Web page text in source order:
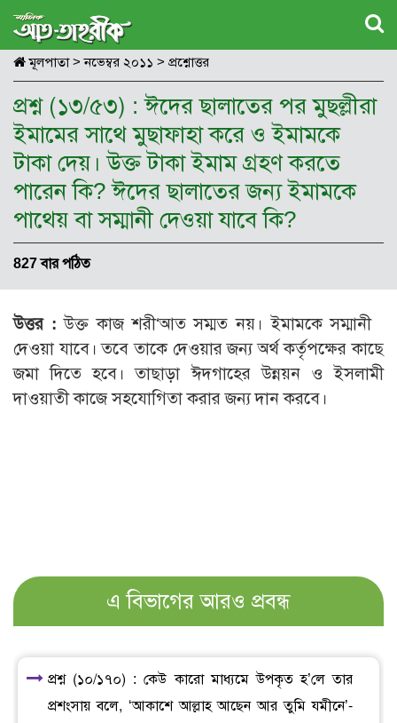
মূলপাতা> নভেম্বর ২০১১ > প্রশ্নোত্তর
প্রশ্ন (১৩/৫৩) : ঈদের ছালাতের পর মুছল্লীরা
ইমামের সাথে মুছাফাহা করে ও ইমামকে
টাকা দেয়। উক্ত টাকা ইমাম গ্রহণ করতে
পারেন কি? ঈদের ছালাতের জন্য ইমামকে
পাথেয় বা সম্মানী দেওয়া যাবে কি?
827 বার পঠিত
উত্তর : উক্ত কাজ শরী‘আত সম্মত নয়। ইমামকে সম্মানী
দেওয়া যাবে। তবে তাকে দেওয়ার জন্য অর্থ কর্তৃপক্ষের কাছে
জমা দিতে হবে। তাছাড়া ঈদগাহের উন্নয়ন ও ইসলামী
দাওয়াতী কাজে সহযোগিতা করার জন্য দান করবে।
এ বিভাগের আরও প্রবন্ধ
প্রশ্ন (১০/১৭০) : কেউ কারো মাধ্যমে উপকৃত হ’লে তার
প্রশংসায় বলে, ‘আকাশে আল্লাহ আছেন আর তুমি যমীনে’-